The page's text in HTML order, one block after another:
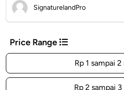
SignaturelandPro
Price Range
Rp 1 sampai
Rp 2 sampai